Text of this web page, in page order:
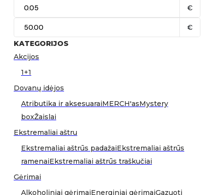
€
€
KATEGORIJOS
Akcijos
1+1
Dovanų idėjos
Atributika ir aksesuaraiMERCH'asMystery
boxŽaislai
Ekstremaliai aštru
Ekstremaliai aštrūs padažaiEkstremaliai aštrūs
ramenaiEkstremaliai aštrūs traškučiai
Gėrimai
Alkoholiniai gėrimaiEnerginiai gėrimaiGazuoti